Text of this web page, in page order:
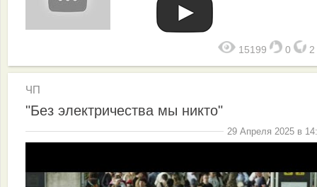
15199 0 2
ЧП
"Без электричества мы никто"
29 Апреля 2025 в